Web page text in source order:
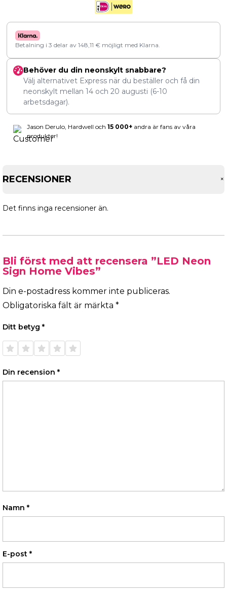
Betalning i 3 delar av 148,11 € möjligt med Klarna.
Behöver du din neonskylt snabbare?
Välj alternativet Express när du beställer och få din
neonskylt mellan 14 och 20 augusti (6-10
arbetsdagar).
Jason Derulo, Hardwell och 15 000+ andra är fans av våra
produkter!
RECENSIONER +
Det finns inga recensioner än.
Bli först med att recensera ”LED Neon
Sign Home Vibes”
Din e-postadress kommer inte publiceras.
Obligatoriska fält är märkta *
Ditt betyg *
1 av 5
stjärnor
2 av 5
stjärnor
3 av 5
stjärnor
4 av 5
stjärnor
5 av 5
stjärnor
Din recension *
Namn *
E-post *